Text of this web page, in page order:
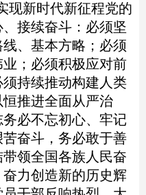
现新时代新征程党的
接续奋斗：必须坚
、基本方略；必须
；必须积极应对前
持续推动构建人类
推进全面从严治
必不忘初心、牢记
奋斗，务必敢于善
领全国各族人民奋
力创造新的历史辉